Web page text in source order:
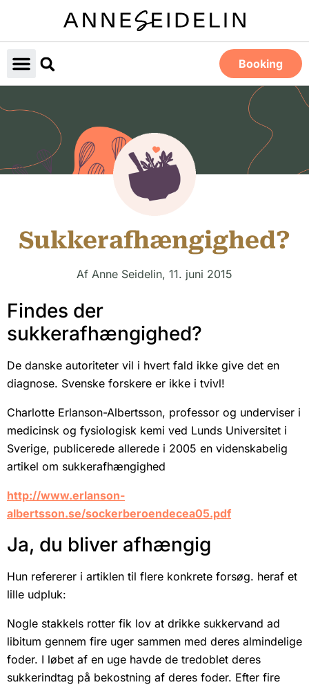
Booking
Sukkerafhængighed?
Af Anne Seidelin, 11. juni 2015
Findes der
sukkerafhængighed?
De danske autoriteter vil i hvert fald ikke give det en
diagnose. Svenske forskere er ikke i tvivl!
Charlotte Erlanson-Albertsson, professor og underviser i
medicinsk og fysiologisk kemi ved Lunds Universitet i
Sverige, publicerede allerede i 2005 en videnskabelig
artikel om sukkerafhængighed
http://www.erlanson-
albertsson.se/sockerberoendecea05.pdf
Ja, du bliver afhængig
Hun refererer i artiklen til flere konkrete forsøg. heraf et
lille udpluk:
Nogle stakkels rotter fik lov at drikke sukkervand ad
libitum gennem fire uger sammen med deres almindelige
foder. I løbet af en uge havde de tredoblet deres
sukkerindtag på bekostning af deres foder. Efter fire